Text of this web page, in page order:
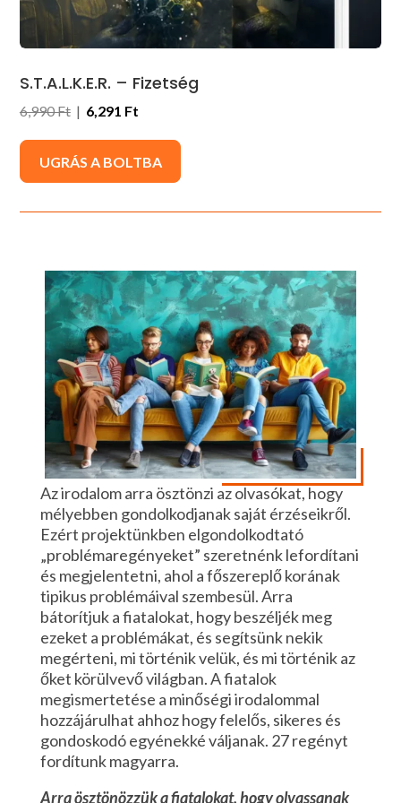
S.T.A.L.K.E.R. – Fizetség
6,990 Ft| 6,291 Ft
UGRÁS A BOLTBA
Az irodalom arra ösztönzi az olvasókat, hogy
mélyebben gondolkodjanak saját érzéseikről.
Ezért projektünkben elgondolkodtató
„problémaregényeket” szeretnénk lefordítani
és megjelentetni, ahol a főszereplő korának
tipikus problémáival szembesül. Arra
bátorítjuk a fiatalokat, hogy beszéljék meg
ezeket a problémákat, és segítsünk nekik
megérteni, mi történik velük, és mi történik az
őket körülvevő világban. A fiatalok
megismertetése a minőségi irodalommal
hozzájárulhat ahhoz hogy felelős, sikeres és
gondoskodó egyénekké váljanak. 27 regényt
fordítunk magyarra.
Arra ösztönözzük a fiatalokat, hogy olvassanak